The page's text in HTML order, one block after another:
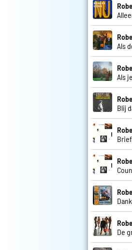
Als
Als
Blij
De